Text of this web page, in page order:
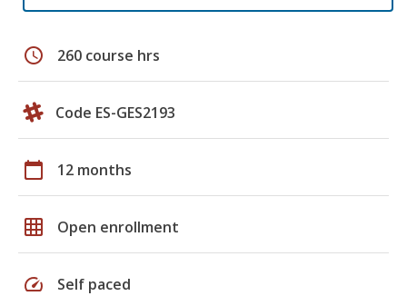
schedule 260 course hrs
Code ES-GES2193
calendar_today 12 months
grid_on Open enrollment
speed Self paced